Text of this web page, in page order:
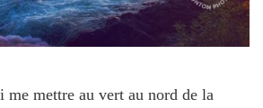
me mettre au vert au nord de la